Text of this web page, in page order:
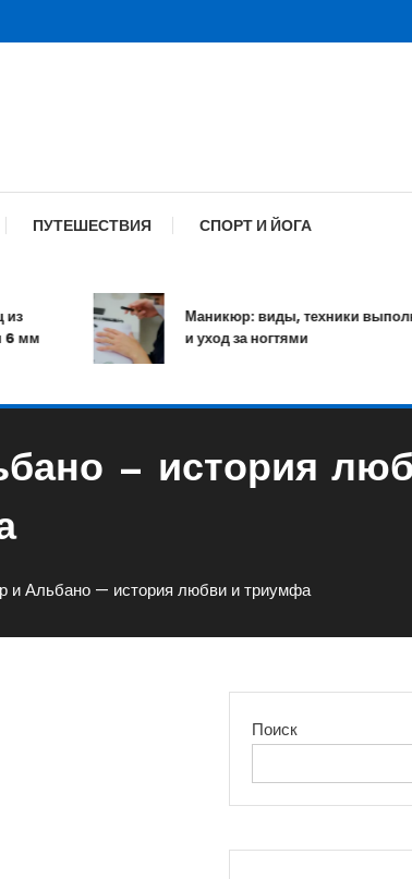
ПУТЕШЕСТВИЯ СПОРТ И ЙОГА
Маникюр: виды, техники
и уход за ногтями
— история
и Альбано — история любви и триумфа
Поиск